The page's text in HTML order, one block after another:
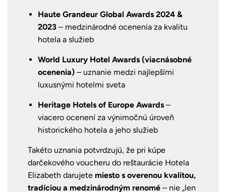
Haute Grandeur Global Awards 2024 &
2023 – medzinárodné ocenenia za kvalitu
hotela a služieb
World Luxury Hotel Awards (viacnásobné
ocenenia) – uznanie medzi najlepšími
luxusnými hotelmi sveta
Heritage Hotels of Europe Awards –
viacero ocenení za výnimočnú úroveň
historického hotela a jeho služieb
Takéto uznania potvrdzujú, že pri kúpe
darčekového voucheru do reštaurácie Hotela
Elizabeth darujete miesto s overenou kvalitou,
tradíciou a medzinárodným renomé – nie „len